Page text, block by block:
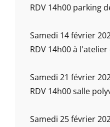
RDV 14h00 parking
Samedi 14 février
RDV 14h00 à
Samedi 21 février
RDV 14h00 salle
Samedi 25 février